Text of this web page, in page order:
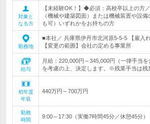
対象と
なる方
【未経験OK！】◆必須：高校卒以上の方
（機械や建築図面）または機械装置や設
も可）いずれかをお持ちの方
勤務地
■本社／ 兵庫県伊丹市北河原5-5-5 【雇入
【変更の範囲】会社の定める事業所
給与
月給：220,000円～345,000円（一律手当
を考慮の上、決定します。※残業手当は残
初年度
年収
440万円～700万円
勤務
時間
9:00～17:30（実働7時間45分／休憩45分）